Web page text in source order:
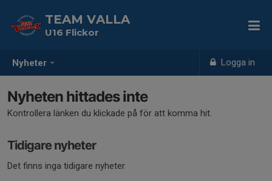
Nyheter Logga in
TEAM VALLA
U16 Flickor
Nyheten hittades inte
Kontrollera länken du klickade på för att komma hit.
Tidigare nyheter
Det finns inga tidigare nyheter